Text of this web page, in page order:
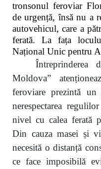
tronsonul feroviar
de urgență, însă nu a
autovehicul, care a
ferată. La fața
Național Unic pentru
Întreprinderea
Moldova”
feroviare prezintă
nerespectarea
nivel cu calea ferată
Din cauza masei și
necesită o distanță
ce face imposibilă